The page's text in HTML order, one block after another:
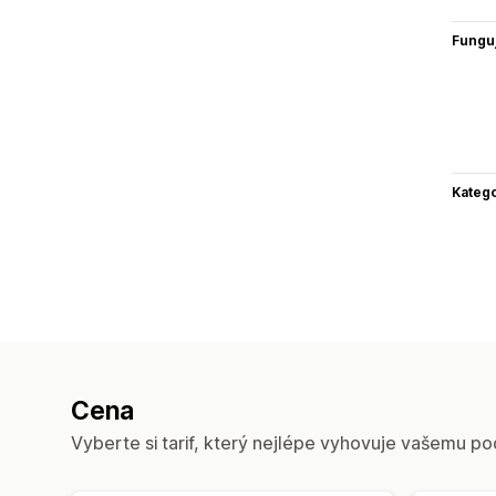
Cena
Vyberte si tarif, který nejlépe vyhovuje vašemu